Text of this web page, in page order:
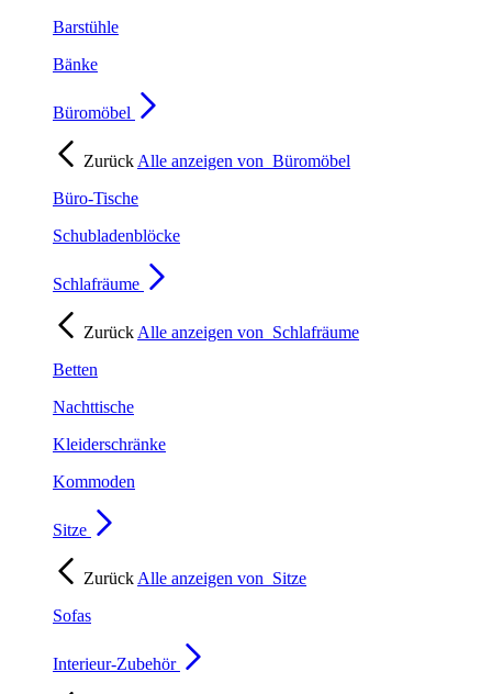
Barstühle
Bänke
Büromöbel
Zurück Alle anzeigen von Büromöbel
Büro-Tische
Schubladenblöcke
Schlafräume
Zurück Alle anzeigen von Schlafräume
Betten
Nachttische
Kleiderschränke
Kommoden
Sitze
Zurück Alle anzeigen von Sitze
Sofas
Interieur-Zubehör